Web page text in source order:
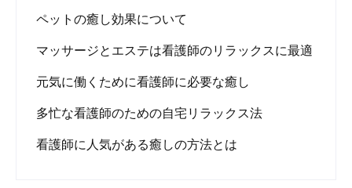
ペットの癒し効果について
マッサージとエステは看護師のリラックスに最適
元気に働くために看護師に必要な癒し
多忙な看護師のための自宅リラックス法
看護師に人気がある癒しの方法とは